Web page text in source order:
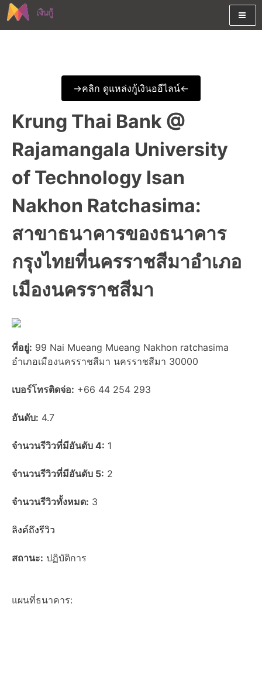
Skip
to
เงินด่วนรับสินเชื่อพร้อมบัตรกด
เงินสด และมีรีไฟแนนซ์ด้วย
->คลิก ดูแหล่งกู้เงินออีไลน์<-
Krung Thai Bank @
Rajamangala University
of Technology Isan
Nakhon Ratchasima:
สาขาธนาคารของธนาคาร
กรุงไทยที่นครราชสีมาอำเภอ
เมืองนครราชสีมา
ที่อยู่: 99 Nai Mueang Mueang Nakhon ratchasima
อำเภอเมืองนครราชสีมา นครราชสีมา 30000
เบอร์โทรติดจ่อ: +66 44 254 293
อันดับ: 4.7
จำนวนรีวิวที่มีอันดับ 4: 1
จำนวนรีวิวที่มีอันดับ 5: 2
จำนวนรีวิวทั้งหมด: 3
ลิงค์ถึงรีวิว
สถานะ: ปฏิบัติการ
แผนที่ธนาคาร: